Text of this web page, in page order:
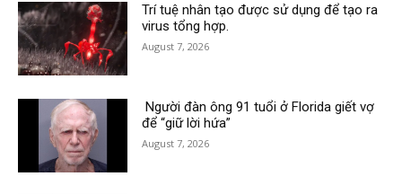
Trí tuệ nhân tạo được sử dụng để tạo ra
virus tổng hợp.
August 7, 2026
Người đàn ông 91 tuổi ở Florida giết vợ
để “giữ lời hứa”
August 7, 2026